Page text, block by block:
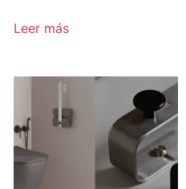
Leer más